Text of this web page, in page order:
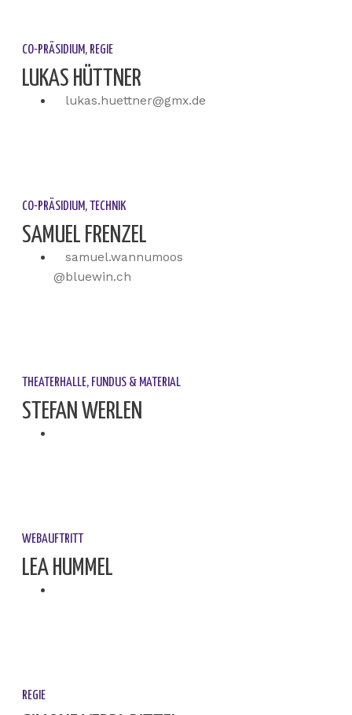
CO-PRÄSIDIUM, REGIE
LUKAS HÜTTNER
lukas.huettner@gmx.de
CO-PRÄSIDIUM, TECHNIK
SAMUEL FRENZEL
samuel.wannumoos
@bluewin.ch
THEATERHALLE, FUNDUS & MATERIAL
STEFAN WERLEN
WEBAUFTRITT
LEA HUMMEL
REGIE